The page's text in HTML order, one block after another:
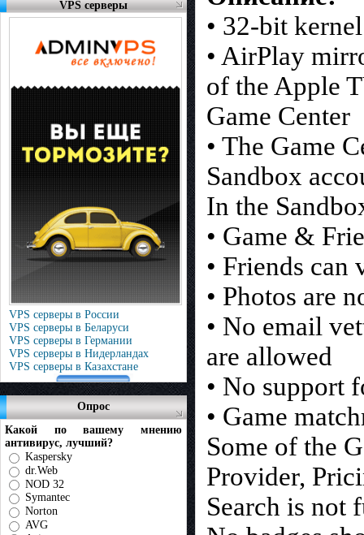
VPS серверы
VPS серверы в России
VPS серверы в Беларуси
VPS серверы в Германии
VPS серверы в Нидерландах
VPS серверы в Казахстане
Опрос
Какой по вашему мнению
антивирус, лучший?
Kaspersky
dr.Web
NOD 32
Symantec
Norton
AVG
• 32-bit
• AirPlay
of the Apple
Game Center
• The Game
Sandbox
In the
• Game &
• Friends can
• Photos are
• No email
are allowed
• No support
• Game
Some of the
Provider,
Search is not